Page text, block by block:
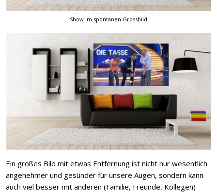
Show im spontanen Grossbild
Ein großes Bild mit etwas Entfernung ist nicht nur wesentlich
angenehmer und gesünder für unsere Augen, sondern kann
auch viel besser mit anderen (Familie, Freunde, Kollegen)